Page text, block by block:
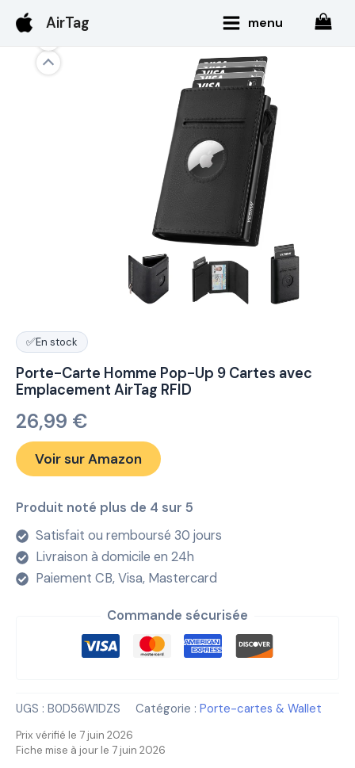
contenu
AirTag
Mainmenu
✅En stock
Porte-Carte Homme Pop-Up 9 Cartes avec
Emplacement AirTag RFID
26,99 €
Voir sur Amazon
Produit noté plus de 4 sur 5
Satisfait ou remboursé 30 jours
Livraison à domicile en 24h
Paiement CB, Visa, Mastercard
Commande sécurisée
UGS : B0D56W1DZS Catégorie : Porte-cartes & Wallet
Prix vérifié le 7 juin 2026
Fiche mise à jour le 7 juin 2026